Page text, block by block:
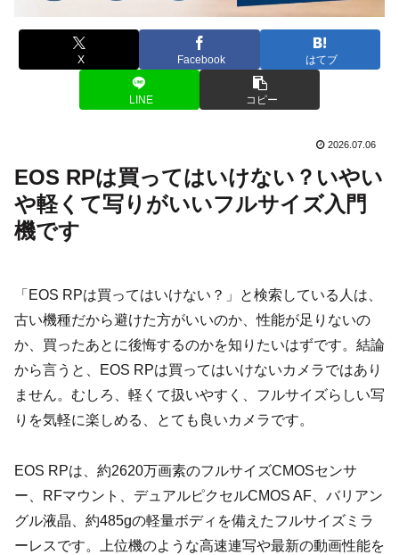
X Facebook はてブ
LINE コピー
2026.07.06
EOS RPは買ってはいけない？いやい
や軽くて写りがいいフルサイズ入門
機です
「EOS RPは買ってはいけない？」と検索している人は、
古い機種だから避けた方がいいのか、性能が足りないの
か、買ったあとに後悔するのかを知りたいはずです。結論
から言うと、EOS RPは買ってはいけないカメラではあり
ません。むしろ、軽くて扱いやすく、フルサイズらしい写
りを気軽に楽しめる、とても良いカメラです。
EOS RPは、約2620万画素のフルサイズCMOSセンサ
ー、RFマウント、デュアルピクセルCMOS AF、バリアン
グル液晶、約485gの軽量ボディを備えたフルサイズミラ
ーレスです。上位機のような高速連写や最新の動画性能を